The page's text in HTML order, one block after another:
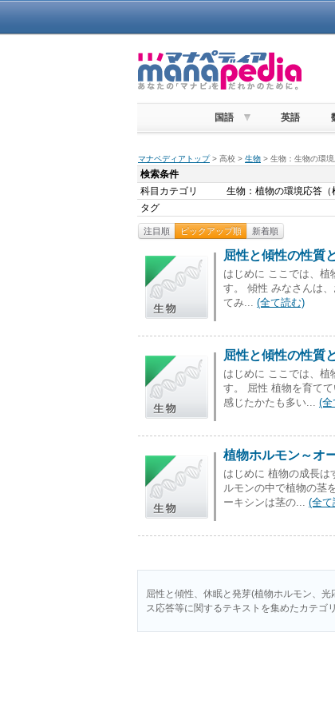
国語 英語
マナペディアトップ> 高校 > 生物 > 生物：生物の環
検索条件
科目カテゴリ
生物：植物の環境応答（
タグ
注目順 ピックアップ順 新着順
屈性と傾性の性質
はじめに ここでは、植
す。 傾性 みなさんは
てみ... (全て読む)
屈性と傾性の性質
はじめに ここでは、植
す。 屈性 植物を育て
感じたかたも多い... (全
植物ホルモン～オ
はじめに 植物の成長は
ルモンの中で植物の茎
ーキシンは茎の... (全て
屈性と傾性、休眠と発芽(植物ホルモン、
ス応答等に関するテキストを集めたカテゴリ